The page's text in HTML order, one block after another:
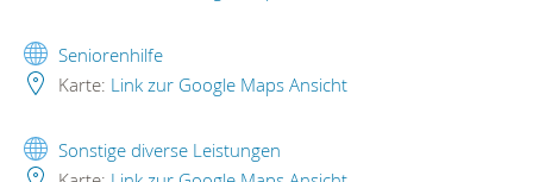
Seniorenhilfe
Karte: Link zur Google Maps Ansicht
Sonstige diverse Leistungen